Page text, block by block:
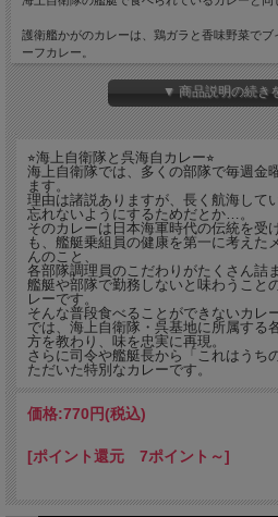
護衛艦かがのカレーは、鶏ガラと香味野菜で
ーフカレー。
ひじきや黒胡麻、大豆を使用したコクのある味
お土産としても人気ですよ。
内容量：180g(1人前)
▼ 商品説明の続き
⭐︎海上自衛隊と呉海自カレー⭐︎
海上自衛隊では、多くの部隊で毎週金
ます。
理由は諸説ありますが、長く航海して
忘れないようにするためだとか…。
そのカレーは日本海軍時代の伝統を受
も、艦艇乗組員の健康を第一に考えた
んのこと、
各部隊調理員のこだわりがたくさん詰
艦艇や部隊で勤務しないと味わうこと
レーです。
そんな普段食べることができないカレ
では、海上自衛隊・呉基地に所属する
方を教わり、味を忠実に再現。
さらに司令や艦艇長から「これはうち
ただいた特別なカレーです。
価格:770円(税込)
[ポイント還元 7ポイント～]